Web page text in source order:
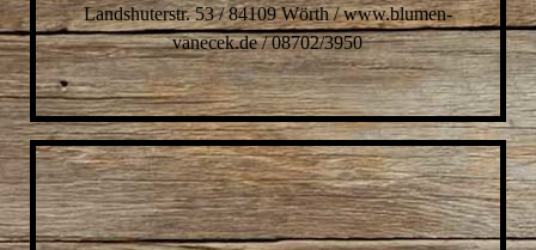
Landshuterstr. 53 / 84109 Wörth / www.blumen-
vanecek.de / 08702/3950